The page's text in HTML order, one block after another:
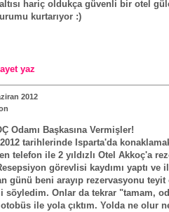
hariç oldukça güvenli bir otel
kurtarıyor :)
yaz
2012
Odamı Başkasına Vermişler!
tarihlerinde Isparta'da
telefon ile 2 yıldızlı Otel Akkoç'a
görevlisi kaydımı yaptı ve
günü beni arayıp rezervasyonu teyit
söyledim. Onlar da tekrar "tamam,
ile yola çıktım. Yolda ne olur